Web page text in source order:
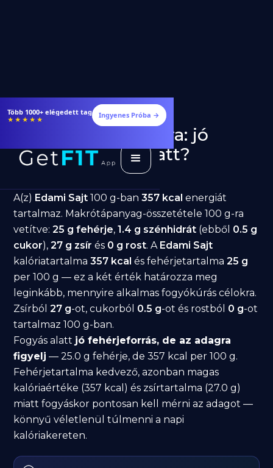
Több 1000+ elégedett tag
★★★★★ Ingyenes Próba →
Edami Sajt fogyásra: jó
választás diéta alatt?
A(z) Edami Sajt 100 g-ban357 kcal energiát
tartalmaz. Makrótápanyag-összetétele 100 g-ra
vetítve:25 g fehérje,1.4 g szénhidrát (ebből 0.5 g
cukor),27 g zsír és 0 g rost. A Edami Sajt
kalóriatartalma357 kcal és fehérjetartalma25 g
per 100 g — ez a két érték határozza meg
leginkább, mennyire alkalmas fogyókúrás célokra.
Zsírból27 g-ot, cukorból 0.5 g-ot és rostból 0 g-ot
tartalmaz 100 g-ban.
Fogyás alatt jó fehérjeforrás, de az adagra
figyelj — 25.0 g fehérje, de 357 kcal per 100 g.
Fehérjetartalma kedvező, azonban magas
kalóriaértéke (357 kcal) és zsírtartalma (27.0 g)
miatt fogyáskor pontosan kell mérni az adagot —
könnyű véletlenül túlmenni a napi
kalóriakereten.